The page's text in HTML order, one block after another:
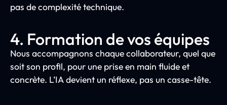
pas de complexité technique.
4. Formation de vos équipes
Nous accompagnons chaque collaborateur, quel que
soit son profil, pour une prise en main fluide et
concrète. L’IA devient un réflexe, pas un casse-tête.